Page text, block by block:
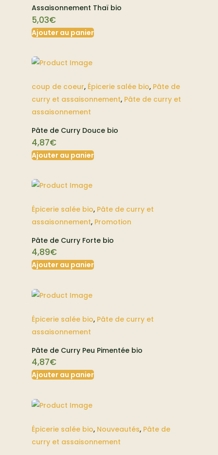
Assaisonnement Thaï bio
5,03€
Ajouter au panier
coup de coeur, Épicerie salée bio, Pâte de
curry et assaisonnement, Pâte de curry et
assaisonnement
Pâte de Curry Douce bio
4,87€
Ajouter au panier
Épicerie salée bio, Pâte de curry et
assaisonnement, Promotion
Pâte de Curry Forte bio
4,89€
Ajouter au panier
Épicerie salée bio, Pâte de curry et
assaisonnement
Pâte de Curry Peu Pimentée bio
4,87€
Ajouter au panier
Épicerie salée bio, Nouveautés, Pâte de
curry et assaisonnement